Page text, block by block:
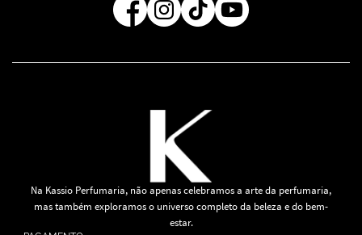
Na Kassio Perfumaria, não apenas celebramos a arte da perfumaria,
mas também exploramos o universo completo da beleza e do bem-
estar.